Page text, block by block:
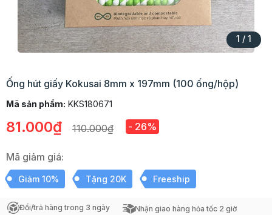
1 / 1
Ống hút giấy Kokusai 8mm x 197mm (100 ống/hộp)
Mã sản phẩm: KKS180671
81.000₫ 110.000₫ - 26%
Mã giảm giá:
Giảm 10% Tặng 20K Freeship
Đổi/trả hàng trong 3 ngày Nhận giao hàng hỏa tốc 2 giờ